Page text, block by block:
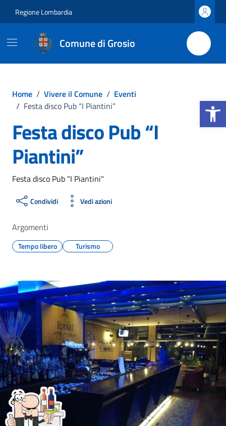
Apri la
Regione Lombardia
Comune di Grosio
Home / Vivere il Comune / Eventi
/ Festa disco Pub “I Piantini”
Festa disco Pub “I
Piantini”
Festa disco Pub "I Piantini"
Condividi Vedi azioni
Argomenti
Tempo libero Turismo